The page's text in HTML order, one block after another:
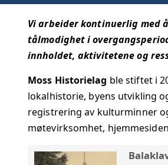
Vi arbeider kontinuerlig med
tålmodighet i
innholdet, aktivitetene og
Moss Historielag ble stiftet i
lokalhistorie, byens utvikling
registrering av kulturminner
møtevirksomhet,